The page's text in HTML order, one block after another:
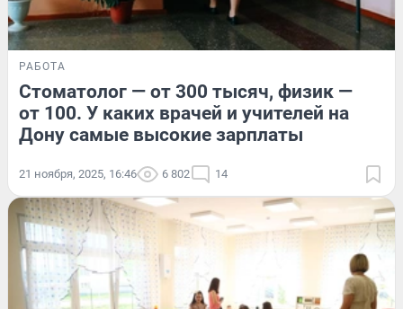
РАБОТА
Стоматолог — от 300 тысяч, физик —
от 100. У каких врачей и учителей на
Дону самые высокие зарплаты
21 ноября, 2025, 16:46 6 802 14